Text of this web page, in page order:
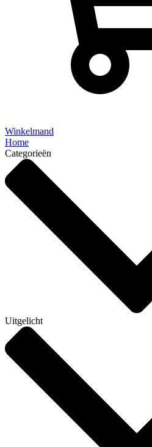
Winkelmand
Home
Categorieën
Uitgelicht